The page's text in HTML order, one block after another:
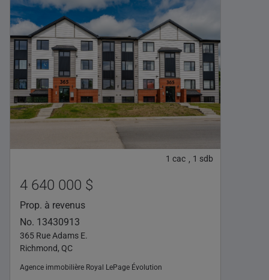
1 cac , 1 sdb
4 640 000 $
Prop. à revenus
No. 13430913
365 Rue Adams E.
Richmond, QC
Agence immobilière Royal LePage Évolution